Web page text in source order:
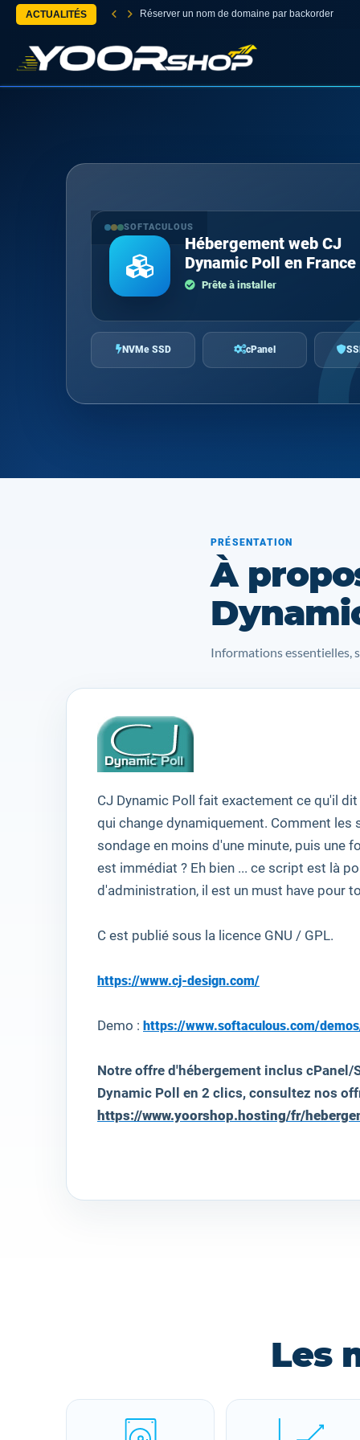
ACTUALITÉS Réserver un nom de domaine par backorder
SOFTACULOUS
Hébergement web CJ
Dynamic Poll en France
Prête à installer
NVMe SSD cPanel
PRÉSENTATION
À
Informations essentielles,
CJ Dynamic Poll fait exactement ce qu'il dit
qui change dynamiquement. Comment les
sondage en moins d'une minute, puis une
est immédiat ? Eh bien ... ce script est là
d'administration, il est un must have pour
C est publié sous la licence GNU / GPL.
https://www.cj-design.com/
Demo : https://www.softaculous.com/
Notre offre d'hébergement inclus
Dynamic Poll en 2 clics, consultez nos
https://www.yoorshop.hosting/fr/
Les